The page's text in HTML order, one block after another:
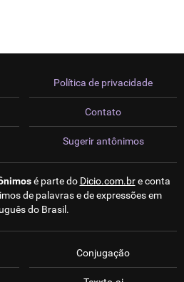
Política de privacidade
Contato
Sugerir antônimos
é parte do Dicio.com.bre conta
de palavras e de expressões em
do Brasil.
Conjugação